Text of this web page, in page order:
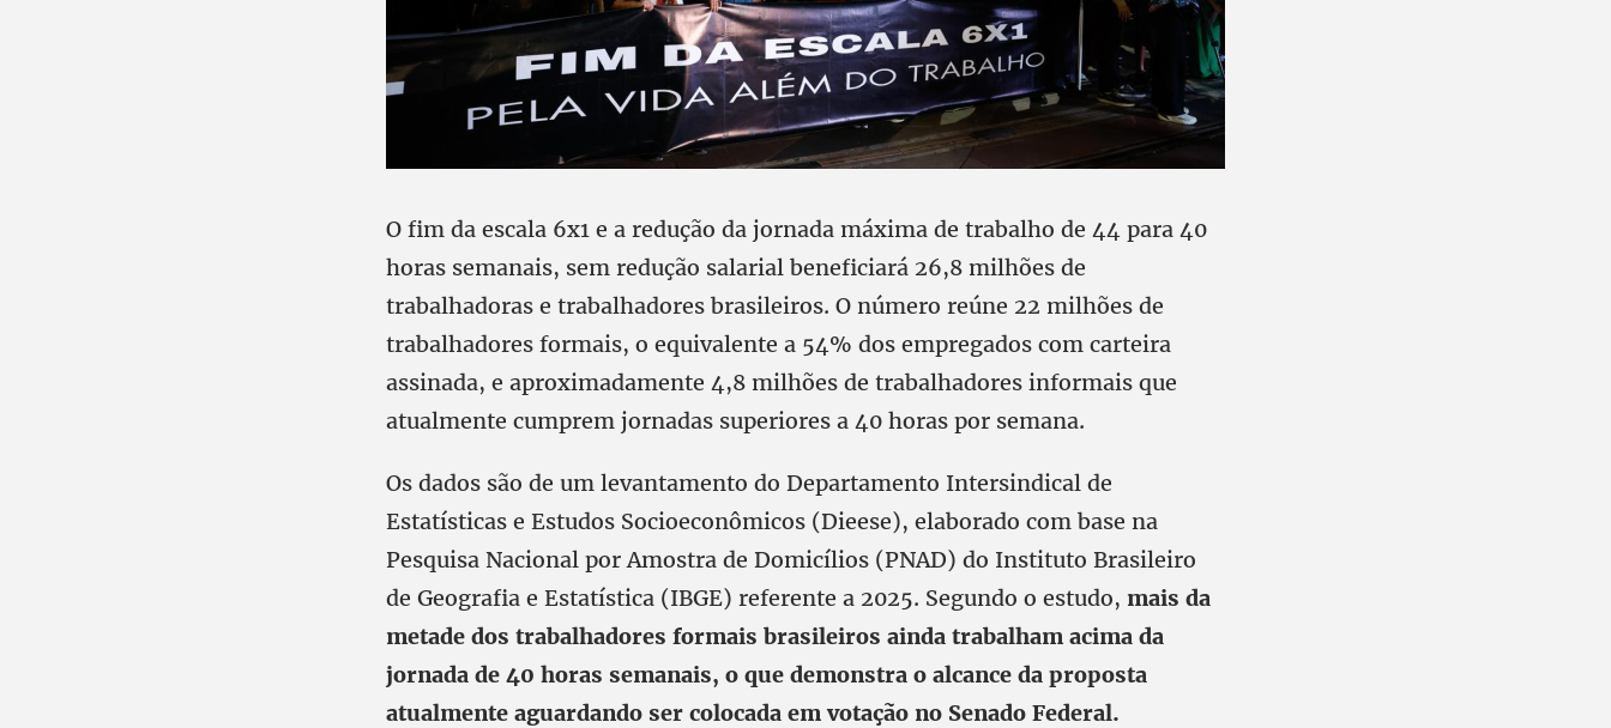
O fim da escala 6x1 e a redução da jornada máxima de trabalho de 44 para 40
horas semanais, sem redução salarial beneficiará 26,8 milhões de
trabalhadoras e trabalhadores brasileiros. O número reúne 22 milhões de
trabalhadores formais, o equivalente a 54% dos empregados com carteira
assinada, e aproximadamente 4,8 milhões de trabalhadores informais que
atualmente cumprem jornadas superiores a 40 horas por semana.
Os dados são de um levantamento do Departamento Intersindical de
Estatísticas e Estudos Socioeconômicos (Dieese), elaborado com base na
Pesquisa Nacional por Amostra de Domicílios (PNAD) do Instituto Brasileiro
de Geografia e Estatística (IBGE) referente a 2025. Segundo o estudo, mais da
metade dos trabalhadores formais brasileiros ainda trabalham acima da
jornada de 40 horas semanais, o que demonstra o alcance da proposta
atualmente aguardando ser colocada em votação no Senado Federal.